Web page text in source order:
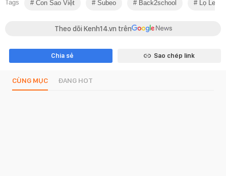
Tags Con Sao Việt Subeo Back2school Lọ Lem -
Theo dõi Kenh14.vn trên
Chia sẻ Sao chép link
CÙNG MỤC ĐANG HOT